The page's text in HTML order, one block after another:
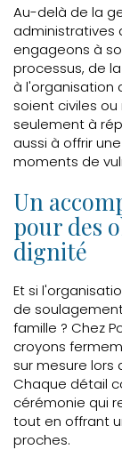
Au-delà de la
administratives
engageons à
processus, de
à l'organisation
soient civiles
seulement à
aussi à offrir
moments de
Un
pour des
dignité
Et si
de
famille ? Chez
croyons
sur mesure lors
Chaque détail
cérémonie qui
tout en offrant
proches.